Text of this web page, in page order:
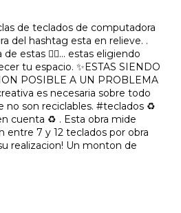
de teclados de computadora
del hashtag esta en relieve. .
estas ☝🏾... estas eligiendo
tu espacio. ✨ESTAS SIENDO
POSIBLE A UN PROBLEMA
es necesaria sobre todo
no son reciclables. #teclados ♻️
cuenta ♻️ . Esta obra mide
entre 7 y 12 teclados por obra
realizacion! Un monton de